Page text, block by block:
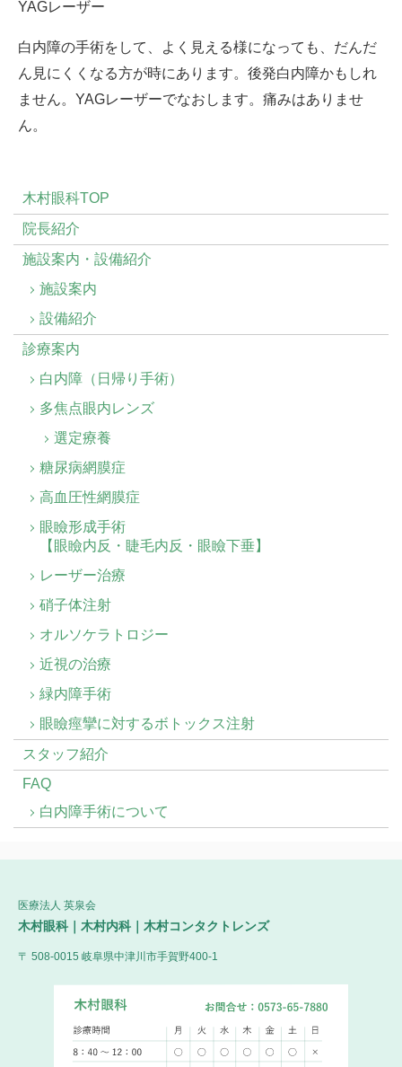
YAGレーザー
白内障の手術をして、よく見える様になっても、だんだ
ん見にくくなる方が時にあります。後発白内障かもしれ
ません。YAGレーザーでなおします。痛みはありませ
ん。
木村眼科TOP
院長紹介
施設案内・設備紹介
施設案内
設備紹介
診療案内
白内障（日帰り手術）
多焦点眼内レンズ
選定療養
糖尿病網膜症
高血圧性網膜症
眼瞼形成手術
【眼瞼内反・睫毛内反・眼瞼下垂】
レーザー治療
硝子体注射
オルソケラトロジー
近視の治療
緑内障手術
眼瞼痙攣に対するボトックス注射
スタッフ紹介
FAQ
白内障手術について
医療法人 英泉会
木村眼科｜木村内科｜木村コンタクトレンズ
〒 508-0015 岐阜県中津川市手賀野400-1